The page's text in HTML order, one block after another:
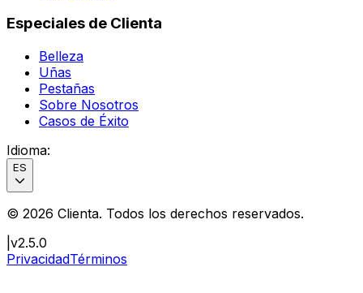
Especiales de Clienta
Belleza
Uñas
Pestañas
Sobre Nosotros
Casos de Éxito
Idioma:
ES
© 2026 Clienta. Todos los derechos reservados.
v2.5.0
PrivacidadTérminos